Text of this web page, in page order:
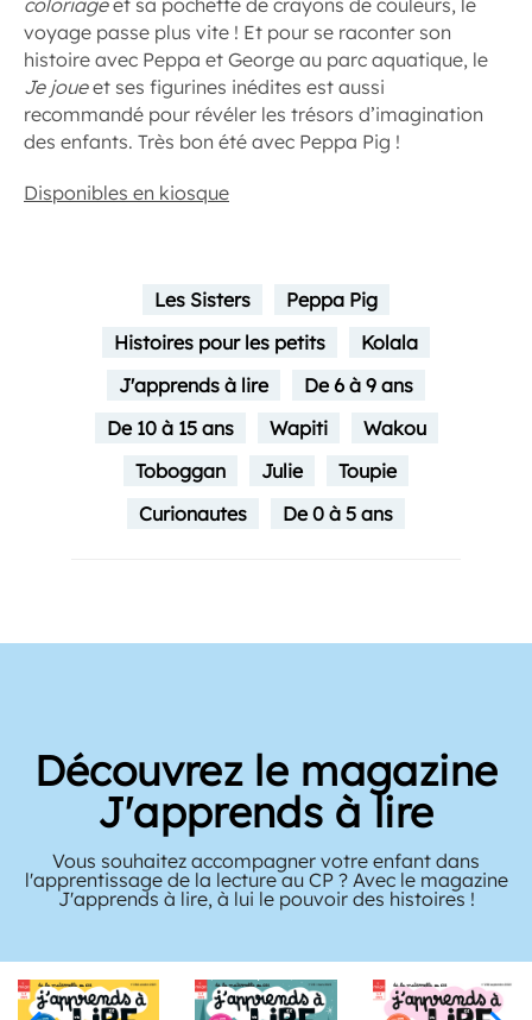
voyage passe plus vite ! Et pour se raconter son
histoire avec Peppa et George au parc aquatique, le
Je joueet ses figurines inédites est aussi
recommandé pour révéler les trésors d’imagination
des enfants. Très bon été avec Peppa Pig !
Disponibles en kiosque
Les Sisters
Peppa Pig
Histoires pour les petits
Kolala
J'apprends à lire
De 6 à 9 ans
De 10 à 15 ans
Wapiti
Wakou
Toboggan
Julie
Toupie
Curionautes
De 0 à 5 ans
Découvrez le magazine
Julie
Le magazine Julie est à la fois une grande sœur et une
coach pour les années collège. Offrez Julie à votre pré-
adolescente pour l'aider dans cette période compliquée et
riche.